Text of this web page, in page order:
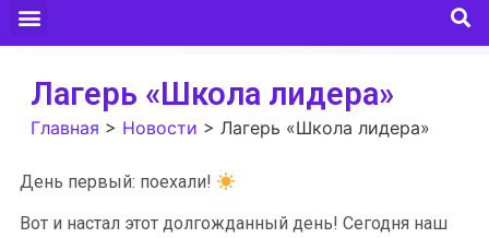
Лагерь «Школа лидера»
Главная > Новости > Лагерь «Школа лидера»
День первый: поехали!
Вот и настал этот долгожданный день! Сегодня наш